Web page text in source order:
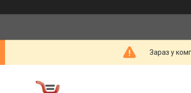
Зараз у